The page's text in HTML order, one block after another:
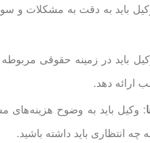
باید به دقت به مشکلات و
باید در زمینه حقوقی
ارائه دهد.
: وکیل باید به وضوح هزینه‌های
چه انتظاری باید داشته باشید.